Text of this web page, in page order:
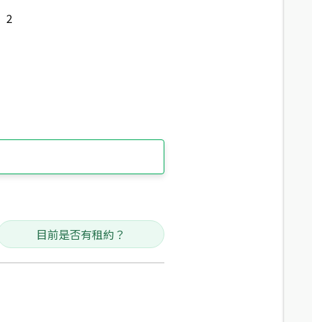
2
目前是否有租約？